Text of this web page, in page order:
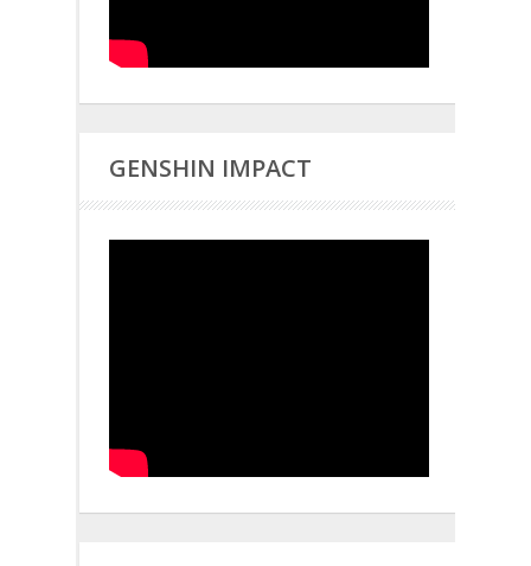
GENSHIN IMPACT